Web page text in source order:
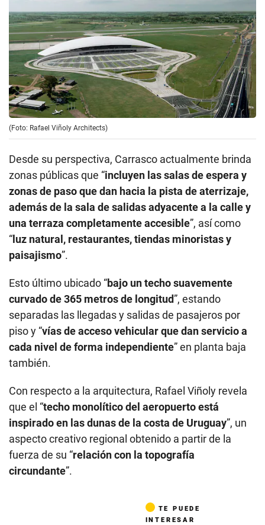
(Foto: Rafael Viñoly Architects)
Desde su perspectiva, Carrasco actualmente brinda
zonas públicas que “incluyen las salas de espera y
zonas de paso que dan hacia la pista de aterrizaje,
además de la sala de salidas adyacente a la calle y
una terraza completamente accesible”, así como
“ luz natural, restaurantes, tiendas minoristas y
paisajismo”.
Esto último ubicado “bajo un techo suavemente
curvado de 365 metros de longitud”, estando
separadas las llegadas y salidas de pasajeros por
piso y “vías de acceso vehicular que dan servicio a
cada nivel de forma independiente” en planta baja
también.
Con respecto a la arquitectura, Rafael Viñoly revela
que el “techo monolítico del aeropuerto está
inspirado en las dunas de la costa de Uruguay”, un
aspecto creativo regional obtenido a partir de la
fuerza de su “relación con la topografía
circundante”.
TE PUEDE
INTERESAR